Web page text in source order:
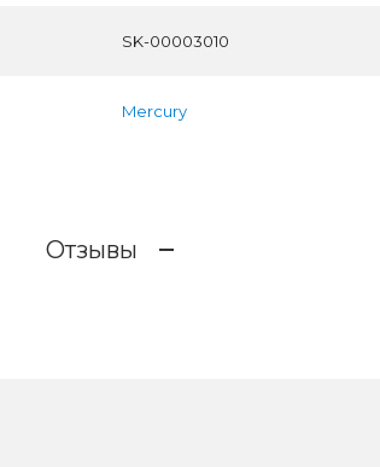
SK-00003010
Mercury
Отзывы